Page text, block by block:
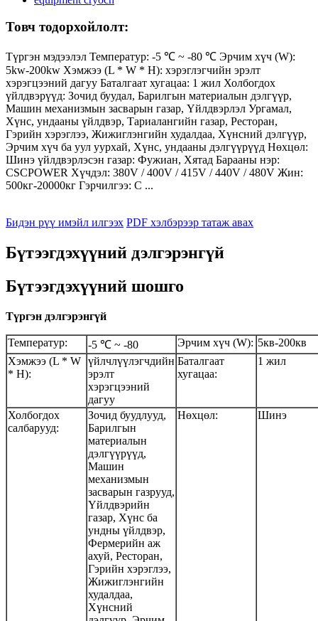
Товч тодорхойлолт:
Түргэн мэдээлэл Температур: -5 ℃ ~ -80 ℃ Эрчим хүч (W):
5kw-200kw Хэмжээ (L * W * H): хэрэглэгчийн эрэлт
хэрэгцээний дагуу Баталгаат хугацаа: 1 жил Холбогдох
үйлдвэрүүд: Зочид буудал, Барилгын материалын дэлгүүр,
Машин механизмын засварын газар, Үйлдвэрлэл Ургамал,
Хүнс, ундааны үйлдвэр, Тариалангийн газар, Ресторан,
Гэрийн хэрэглээ, Жижиглэнгийн худалдаа, Хүнсний дэлгүүр,
Эрчим хүч ба уул уурхай, Хүнс, ундааны дэлгүүрүүд Нөхцөл:
Шинэ үйлдвэрлэсэн газар: Фужиан, Хятад Барааны нэр:
CSCPOWER Хүчдэл: 380V / 400V / 415V / 440V / 480V Жин:
500кг-20000кг Гэрчилгээ: C ...
Бидэн рүү имэйл илгээх PDF хэлбэрээр татаж авах
Бүтээгдэхүүний дэлгэрэнгүй
Бүтээгдэхүүний шошго
Түргэн дэлгэрэнгүй
Температур: -5 ℃ ~ -80 Эрчим хүч (W): 5кв-200кв
Хэмжээ (L * W
* H):
үйлчлүүлэгчдийн
эрэлт
хэрэгцээний
дагуу
Баталгаат
хугацаа:
1 жил
Холбогдох
салбарууд:
Зочид буудлууд,
Барилгын
материалын
дэлгүүрүүд,
Машин
механизмын
засварын газрууд,
Үйлдвэрийн
газар, Хүнс ба
ундны үйлдвэр,
Фермерийн аж
ахуй, Ресторан,
Гэрийн хэрэглээ,
Жижиглэнгийн
худалдаа,
Хүнсний
Нөхцөл: Шинэ